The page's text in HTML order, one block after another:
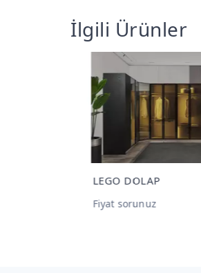
İlgili Ürünler
MYKANOS KÖŞE
Fiyat sorunuz